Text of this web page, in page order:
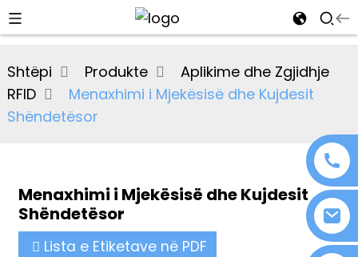
Shtëpi Produkte
Aplikime dhe Zgjidhje
RFID
Menaxhimi i Mjekësisë dhe Kujdesit
Shëndetësor
Menaxhimi i Mjekësisë dhe Kujdesit
Shëndetësor
Lista e Etiketave në PDF